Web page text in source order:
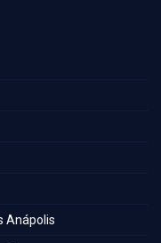
Anápolis